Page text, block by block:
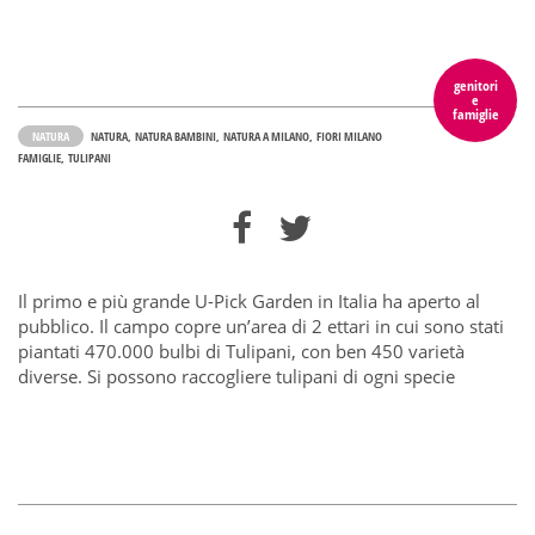
genitori
e
famiglie
NATURA NATURA NATURA BAMBINI NATURA A MILANO FIORI MILANO
FAMIGLIE TULIPANI
Il primo e più grande U-Pick Garden in Italia ha aperto al
pubblico. Il campo copre un’area di 2 ettari in cui sono stati
piantati 470.000 bulbi di Tulipani, con ben 450 varietà
diverse. Si possono raccogliere tulipani di ogni specie